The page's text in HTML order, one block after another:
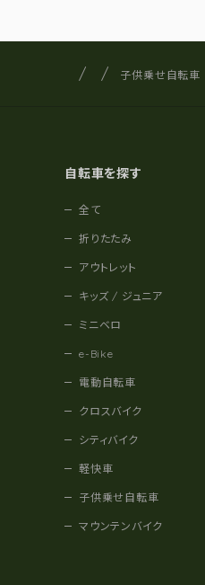
サイト内の現
サイクルショップナカゴヤ
子供乗せ自転車
自転車を探す
全て
折りたたみ
アウトレット
キッズ / ジュニア
ミニベロ
e-Bike
電動自転車
クロスバイク
シティバイク
軽快車
子供乗せ自転車
マウンテンバイク